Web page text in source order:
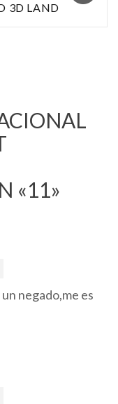
3D LAND
«11»
negado,me es